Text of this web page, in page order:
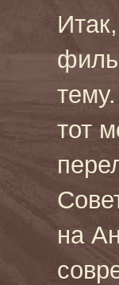
тот
на